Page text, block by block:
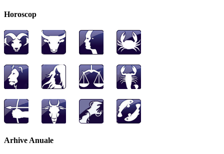
Horoscop
Arhive Anuale